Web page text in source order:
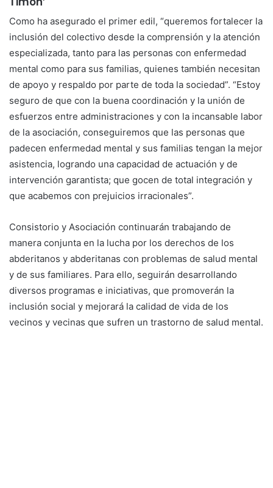
Como ha asegurado el primer edil, “queremos fortalecer la
inclusión del colectivo desde la comprensión y la atención
especializada, tanto para las personas con enfermedad
mental como para sus familias, quienes también necesitan
de apoyo y respaldo por parte de toda la sociedad”. “Estoy
seguro de que con la buena coordinación y la unión de
esfuerzos entre administraciones y con la incansable labor
de la asociación, conseguiremos que las personas que
padecen enfermedad mental y sus familias tengan la mejor
asistencia, logrando una capacidad de actuación y de
intervención garantista; que gocen de total integración y
que acabemos con prejuicios irracionales”.
Consistorio y Asociación continuarán trabajando de
manera conjunta en la lucha por los derechos de los
abderitanos y abderitanas con problemas de salud mental
y de sus familiares. Para ello, seguirán desarrollando
diversos programas e iniciativas, que promoverán la
inclusión social y mejorará la calidad de vida de los
vecinos y vecinas que sufren un trastorno de salud mental.